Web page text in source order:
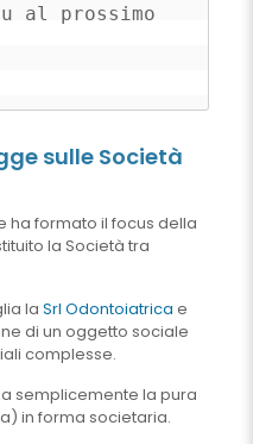
al prossimo
sulle Società
ha formato il focus della
la Società tra
la Srl Odontoiatrica e
di un oggetto sociale
complesse.
semplicemente la pura
in forma societaria.